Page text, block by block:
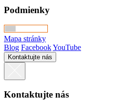
Podmienky
Mapa stránky
Blog FacebookYouTube
Kontaktujte nás
Kontaktujte nás